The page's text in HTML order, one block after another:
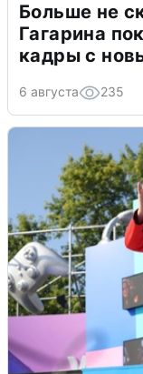
Больше не
Гагарина
кадры с
6 августа 235